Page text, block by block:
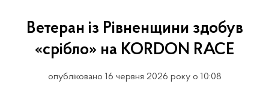
Ветеран із Рівненщини здобув
«срібло» на KORDON RACE
опубліковано 16 червня 2026 року о 10:08